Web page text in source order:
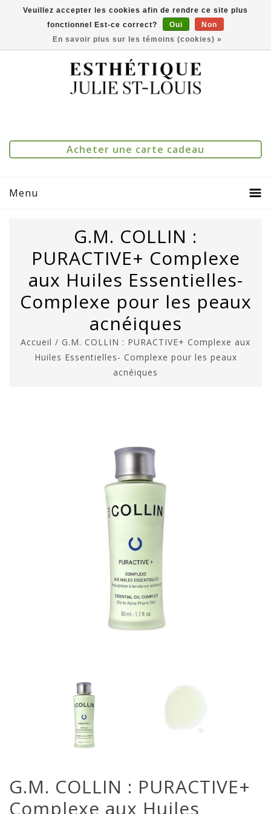
Comparer(0)
Acheter une carte cadeau
Menu
G.M. COLLIN :
PURACTIVE+ Complexe
aux Huiles Essentielles-
Complexe pour les peaux
acnéiques
Accueil / G.M. COLLIN : PURACTIVE+ Complexe aux
Huiles Essentielles- Complexe pour les peaux
acnéiques
G.M. COLLIN : PURACTIVE+
Complexe aux Huiles
Veuillez accepter les cookies afin de rendre ce site plus
fonctionnel Est-ce correct?
Oui
Non
En savoir plus sur les témoins (cookies) »